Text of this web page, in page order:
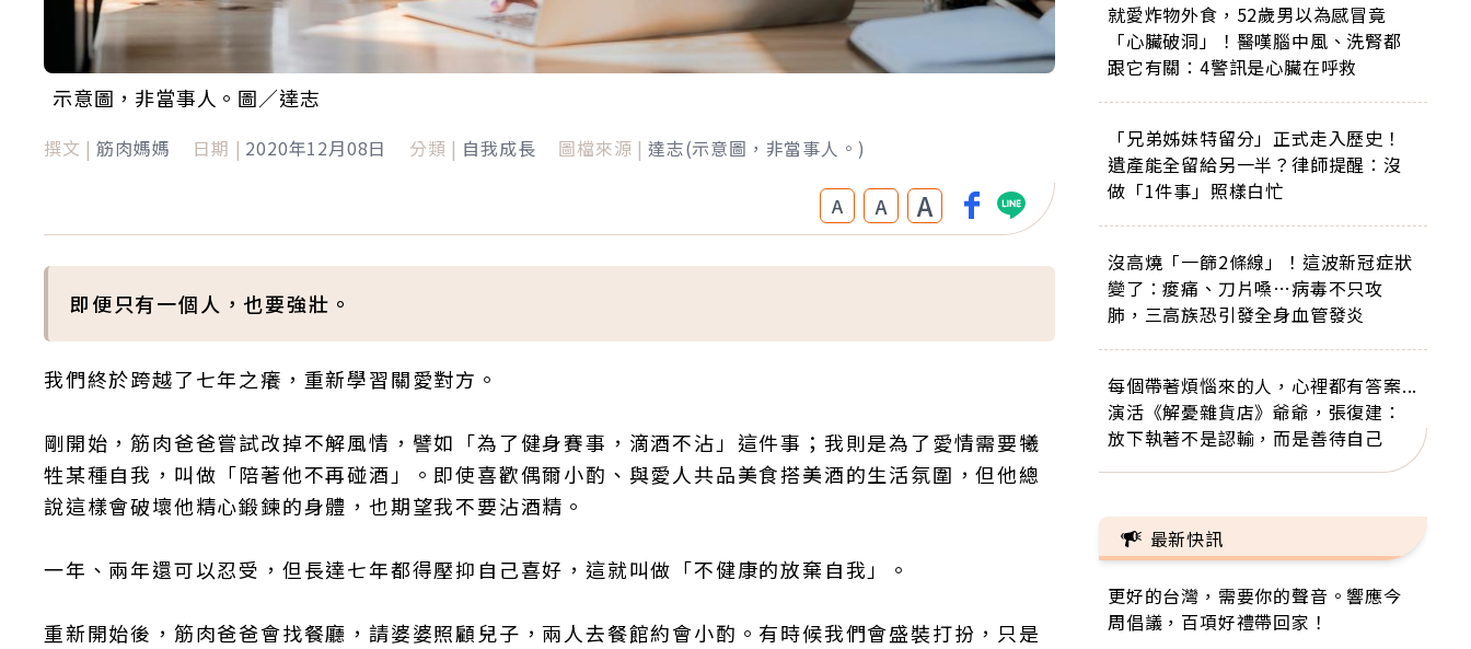
示意圖，非當事人。圖／達志
撰文 | 筋肉媽媽 日期 | 2020年12月08日 分類 | 自我成長 圖檔來源 | 達志(示意圖，非當事人。)
A A A
即便只有一個人，也要強壯。
我們終於跨越了七年之癢，重新學習關愛對方。
剛開始，筋肉爸爸嘗試改掉不解風情，譬如「為了健身賽事，滴酒不沾」這件事；我則是為了愛情需要犧
牲某種自我，叫做「陪著他不再碰酒」。即使喜歡偶爾小酌、與愛人共品美食搭美酒的生活氛圍，但他總
說這樣會破壞他精心鍛鍊的身體，也期望我不要沾酒精。
一年、兩年還可以忍受，但長達七年都得壓抑自己喜好，這就叫做「不健康的放棄自我」。
重新開始後，筋肉爸爸會找餐廳，請婆婆照顧兒子，兩人去餐館約會小酌。有時候我們會盛裝打扮，只是
就愛炸物外食，52歲男以為感冒竟
「心臟破洞」！醫嘆腦中風、洗腎都
跟它有關：4警訊是心臟在呼救
「兄弟姊妹特留分」正式走入歷史！
遺產能全留給另一半？律師提醒：沒
做「1件事」照樣白忙
沒高燒「一篩2條線」！這波新冠症狀
變了：痠痛、刀片嗓…病毒不只攻
肺，三高族恐引發全身血管發炎
每個帶著煩惱來的人，心裡都有答案...
演活《解憂雜貨店》爺爺，張復建：
放下執著不是認輸，而是善待自己
最新快訊
更好的台灣，需要你的聲音。響應今
周倡議，百項好禮帶回家！